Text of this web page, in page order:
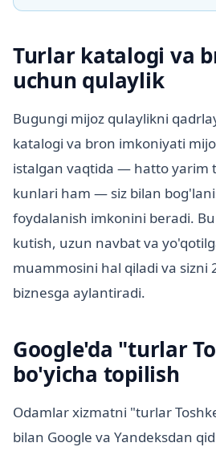
Turlar katalogi va
uchun qulaylik
Bugungi mijoz qulaylikni
katalogi va bron imkoniyati
istalgan vaqtida — hatto yarim
kunlari ham — siz bilan
foydalanish imkonini beradi.
kutish, uzun navbat va
muammosini hal qiladi va sizni
biznesga aylantiradi.
Google'da "turlar
bo'yicha topilish
Odamlar xizmatni "turlar
bilan Google va Yandeksdan